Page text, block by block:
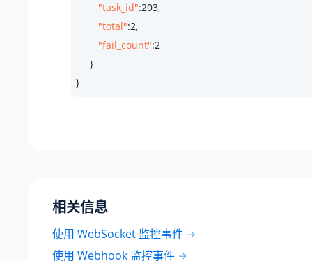
"task_id":203,
"total":2,
"fail_count":2
     }
}
相关信息
使用 WebSocket 监控事件
使用 Webhook 监控事件